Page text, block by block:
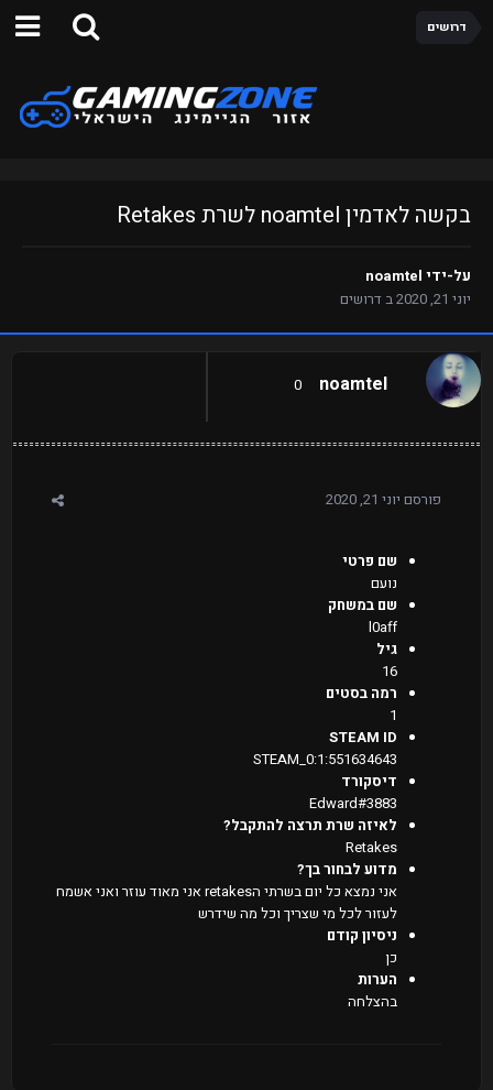
דרושים
בקשה לאדמין noamtel לשרת Retakes
על-ידי noamtel
יוני 21, 2020
בדרושים
noamtel
0
פורסם יוני 21, 2020
שם פרטי
נועם
שם במשחק
l0aff
גיל
16
רמה בסטים
1
STEAM ID
STEAM_0:1:551634643
דיסקורד
Edward#3883
לאיזה שרת תרצה להתקבל?
Retakes
מדוע לבחור בך?
אני נמצא כל יום בשרתי הretakes אני מאוד עוזר ואני אשמח
לעזור לכל מי שצריך וכל מה שידרש
ניסיון קודם
כן
הערות
בהצלחה